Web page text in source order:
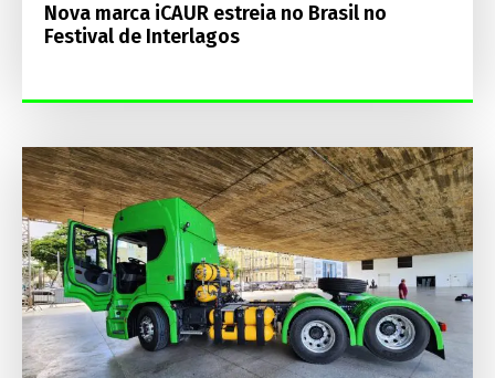
Nova marca iCAUR estreia no Brasil no
Festival de Interlagos